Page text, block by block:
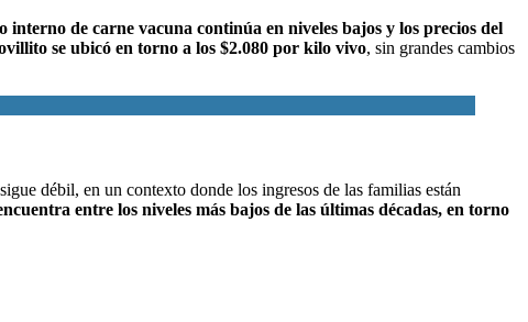
interno de carne vacuna continúa en niveles bajos y los precios del
se ubicó en torno a los $2.080 por kilo vivo, sin grandes cambios
débil, en un contexto donde los ingresos de las familias están
entre los niveles más bajos de las últimas décadas, en torno